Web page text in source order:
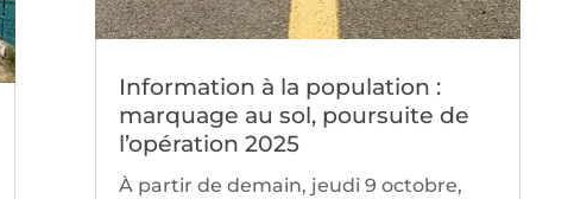
Information à la population :
marquage au sol, poursuite de
l’opération 2025
À partir de demain, jeudi 9 octobre,